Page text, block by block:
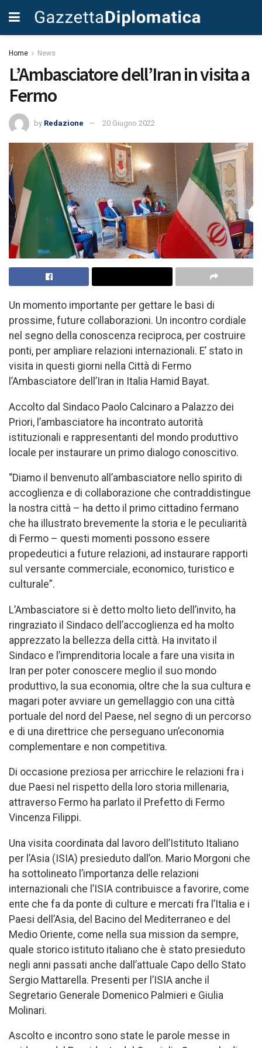
Home News
L’Ambasciatore dell’Iran in visita a
Fermo
by Redazione 20 Giugno 2022
Un momento importante per gettare le basi di
prossime, future collaborazioni. Un incontro cordiale
nel segno della conoscenza reciproca, per costruire
ponti, per ampliare relazioni internazionali. E’ stato in
visita in questi giorni nella Città di Fermo
l’Ambasciatore dell’Iran in Italia Hamid Bayat.
Accolto dal Sindaco Paolo Calcinaro a Palazzo dei
Priori, l’ambasciatore ha incontrato autorità
istituzionali e rappresentanti del mondo produttivo
locale per instaurare un primo dialogo conoscitivo.
“Diamo il benvenuto all’ambasciatore nello spirito di
accoglienza e di collaborazione che contraddistingue
la nostra città – ha detto il primo cittadino fermano
che ha illustrato brevemente la storia e le peculiarità
di Fermo – questi momenti possono essere
propedeutici a future relazioni, ad instaurare rapporti
sul versante commerciale, economico, turistico e
culturale”.
L’Ambasciatore si è detto molto lieto dell’invito, ha
ringraziato il Sindaco dell’accoglienza ed ha molto
apprezzato la bellezza della città. Ha invitato il
Sindaco e l’imprenditoria locale a fare una visita in
Iran per poter conoscere meglio il suo mondo
produttivo, la sua economia, oltre che la sua cultura e
magari poter avviare un gemellaggio con una città
portuale del nord del Paese, nel segno di un percorso
e di una direttrice che perseguano un’economia
complementare e non competitiva.
Di occasione preziosa per arricchire le relazioni fra i
due Paesi nel rispetto della loro storia millenaria,
attraverso Fermo ha parlato il Prefetto di Fermo
Vincenza Filippi.
Una visita coordinata dal lavoro dell’Istituto Italiano
per l’Asia (ISIA) presieduto dall’on. Mario Morgoni che
ha sottolineato l’importanza delle relazioni
internazionali che l’ISIA contribuisce a favorire, come
ente che fa da ponte di culture e mercati fra l’Italia e i
Paesi dell’Asia, del Bacino del Mediterraneo e del
Medio Oriente, come nella sua mission da sempre,
quale storico istituto italiano che è stato presieduto
negli anni passati anche dall’attuale Capo dello Stato
Sergio Mattarella. Presenti per l’ISIA anche il
Segretario Generale Domenico Palmieri e Giulia
Molinari.
Ascolto e incontro sono state le parole messe in